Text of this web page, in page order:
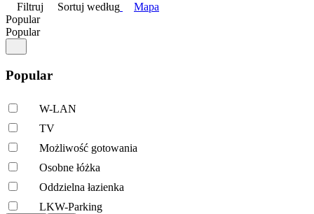
Filtruj
Sortuj według
Mapa
Popular
Popular
Popular
W-LAN
TV
Możliwość gotowania
Osobne łóżka
Oddzielna łazienka
LKW-Parking